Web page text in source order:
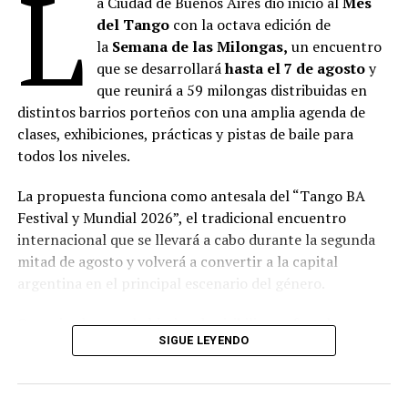
Ciclo: Antidomingos en el Recoleta
Domingo 09.08, 19 h en la Capilla
Liria Jazz con Orquesta LIRIA & Sophie Lüssi: un
recorrido por grandes clásicos del jazz en versiones
originales para orquesta de cuerdas y banda. Los
arreglos, realizados por la violinista y compositora
Sophie Lüssi, proponen una nueva sonoridad para obras
emblemáticas del género, donde las cuerdas dialogan
con el lenguaje y la improvisación del jazz.
Especial Día del Niño
Laura Migliorisi presentará Vientito de río, un concierto
L
del Tango con la octava edición de
la Semana de las Milongas, un encuentro
que se desarrollaráhasta el 7 de agostoy
que reunirá a 59 milongas distribuidas en
distintos barrios porteños con una amplia agenda de
clases, exhibiciones, prácticas y pistas de baile para
todos los niveles.
La propuesta funciona como antesala del “Tango BA
Festival y Mundial 2026”, el tradicional encuentro
internacional que se llevará a cabo durante la segunda
mitad de agosto y volverá a convertir a la capital
argentina en el principal escenario del género.
Organizada con el objetivo de visibilizar y fortalecer a
las milongas, espacios donde el tango mantiene viva su
actividades tanto para bailarines experimentados como
SIGUE LEYENDO